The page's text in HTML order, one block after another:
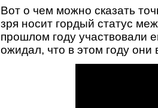
Вот о чем можно сказать
зря носит гордый статус
прошлом году участвовали
ожидал, что в этом году они